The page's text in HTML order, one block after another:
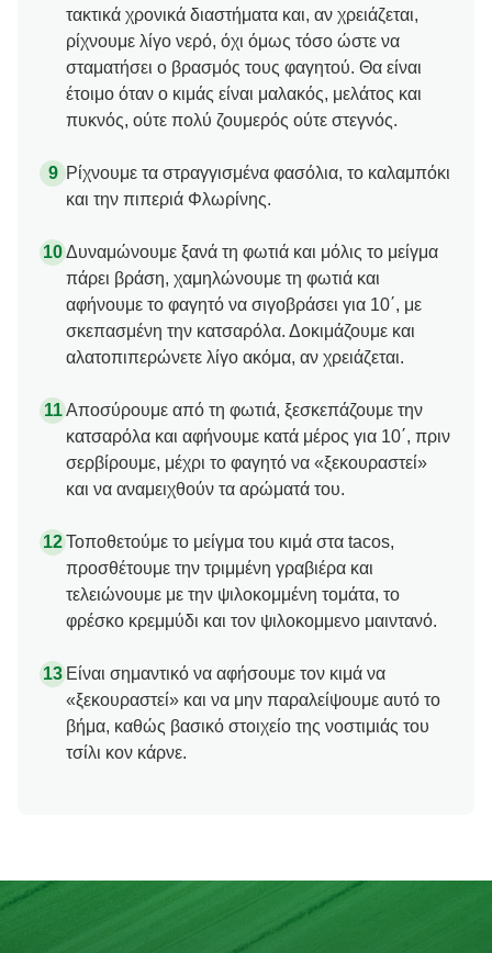
τακτικά χρονικά διαστήματα και, αν χρειάζεται,
ρίχνουμε λίγο νερό, όχι όμως τόσο ώστε να
σταματήσει ο βρασμός τους φαγητού. Θα είναι
έτοιμο όταν ο κιμάς είναι μαλακός, μελάτος και
πυκνός, ούτε πολύ ζουμερός ούτε στεγνός.
Ρίχνουμε τα στραγγισμένα φασόλια, το καλαμπόκι
και την πιπεριά Φλωρίνης.
Δυναμώνουμε ξανά τη φωτιά και μόλις το μείγμα
πάρει βράση, χαμηλώνουμε τη φωτιά και
αφήνουμε το φαγητό να σιγοβράσει για 10΄, με
σκεπασμένη την κατσαρόλα. Δοκιμάζουμε και
αλατοπιπερώνετε λίγο ακόμα, αν χρειάζεται.
Αποσύρουμε από τη φωτιά, ξεσκεπάζουμε την
κατσαρόλα και αφήνουμε κατά μέρος για 10΄, πριν
σερβίρουμε, μέχρι το φαγητό να «ξεκουραστεί»
και να αναμειχθούν τα αρώματά του.
Τοποθετούμε το μείγμα του κιμά στα tacos,
προσθέτουμε την τριμμένη γραβιέρα και
τελειώνουμε με την ψιλοκομμένη τομάτα, το
φρέσκο κρεμμύδι και τον ψιλοκομμενο μαιντανό.
Είναι σημαντικό να αφήσουμε τον κιμά να
«ξεκουραστεί» και να μην παραλείψουμε αυτό το
βήμα, καθώς βασικό στοιχείο της νοστιμιάς του
τσίλι κον κάρνε.